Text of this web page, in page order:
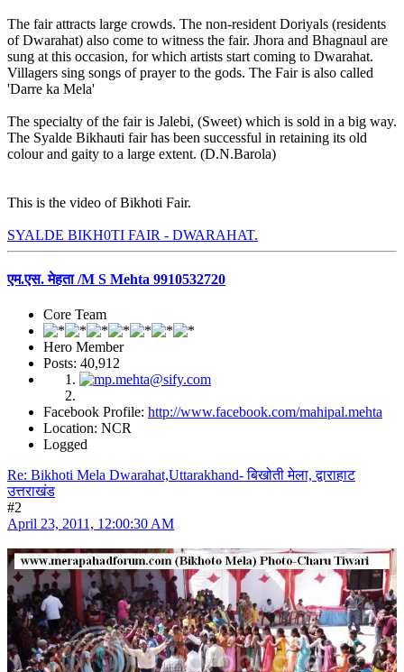
The fair attracts large crowds. The non-resident Doriyals (residents
of Dwarahat) also come to witness the fair. Jhora and Bhagnaul are
sung at this occasion, for which artists start coming to Dwarahat.
Villagers sing songs of prayer to the gods. The Fair is also called
'Darre ka Mela'
The specialty of the fair is Jalebi, (Sweet) which is sold in a big way.
The Syalde Bikhauti fair has been successful in retaining its old
colour and gaity to a large extent. (D.N.Barola)
This is the video of Bikhoti Fair.
SYALDE BIKH0TI FAIR - DWARAHAT.
एम.एस. मेहता /M S Mehta 9910532720
Core Team
Hero Member
Posts: 40,912
Facebook Profile: http://www.facebook.com/mahipal.mehta
Location: NCR
Logged
Re: Bikhoti Mela Dwarahat,Uttarakhand- बिखोती मेला, द्वाराहाट
उत्तराखंड
#2
April 23, 2011, 12:00:30 AM